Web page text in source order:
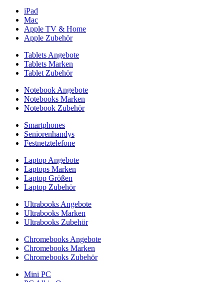
iPad
Mac
Apple TV & Home
Apple Zubehör
Tablets Angebote
Tablets Marken
Tablet Zubehör
Notebook Angebote
Notebooks Marken
Notebook Zubehör
Smartphones
Seniorenhandys
Festnetztelefone
Laptop Angebote
Laptops Marken
Laptop Größen
Laptop Zubehör
Ultrabooks Angebote
Ultrabooks Marken
Ultrabooks Zubehör
Chromebooks Angebote
Chromebooks Marken
Chromebooks Zubehör
Mini PC